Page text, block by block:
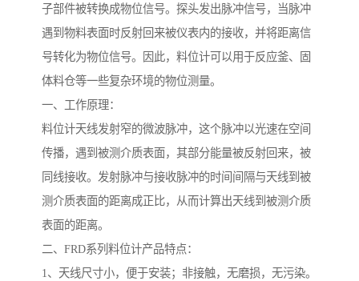
子部件被转换成物位信号。探头发出脉冲信号，当脉冲
遇到物料表面时反射回来被仪表内的接收，并将距离信
号转化为物位信号。因此，料位计可以用于反应釜、固
体料仓等一些复杂环境的物位测量。
一、工作原理：
料位计天线发射窄的微波脉冲，这个脉冲以光速在空间
传播，遇到被测介质表面，其部分能量被反射回来，被
同线接收。发射脉冲与接收脉冲的时间间隔与天线到被
测介质表面的距离成正比，从而计算出天线到被测介质
表面的距离。
二、FRD系列料位计产品特点：
1、天线尺寸小，便于安装；非接触，无磨损，无污染。